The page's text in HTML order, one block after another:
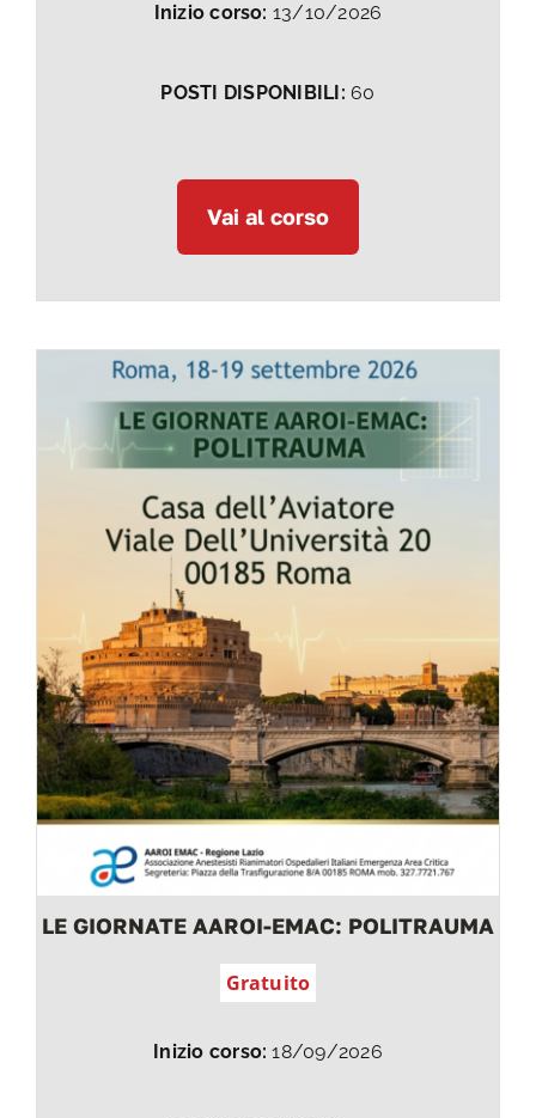
Inizio corso: 13/10/2026
POSTI DISPONIBILI:60
Vai al corso
LE GIORNATE AAROI-EMAC: POLITRAUMA
Gratuito
Inizio corso:18/09/2026